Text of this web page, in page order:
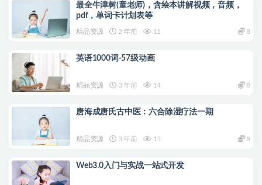
最全牛津树(童老师)，含绘本讲解视频，音频，
pdf，单词卡计划表等
精品资源 2 年前 11 8
英语1000词-57级动画
精品资源 3 年前 14 8
唐海成唐氏古中医：六合除湿疗法一期
精品资源 3 年前 15 8
Web3.0入门与实战一站式开发